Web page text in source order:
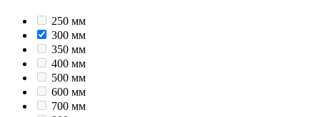
250 мм
300 мм
350 мм
400 мм
500 мм
600 мм
700 мм